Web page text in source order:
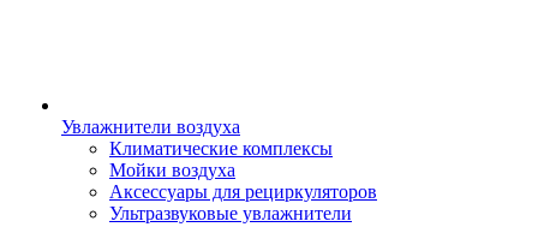
Увлажнители воздуха
Климатические комплексы
Мойки воздуха
Аксессуары для рециркуляторов
Ультразвуковые увлажнители